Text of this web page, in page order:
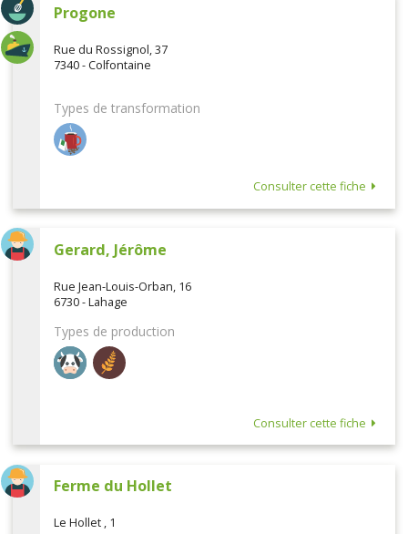
Progone
Rue du Rossignol, 37
7340 - Colfontaine
Types de transformation
Consulter cette fiche
Gerard, Jérôme
Rue Jean-Louis-Orban, 16
6730 - Lahage
Types de production
Consulter cette fiche
Ferme du Hollet
Le Hollet , 1